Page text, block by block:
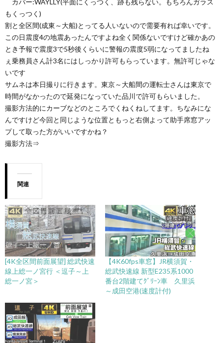
もくっつく)
割と全区間(成東～大船)とってる人いないので需要有れば幸いです。
この日震度4の地震あったんですよね全く関係ないですけど確かあの
とき予報で震度3で5秒後くらいに警報の震度5弱になってましたね
ぇ乗務員さん計3名にはしっかり許可もらっています。無許可じゃな
いです
サムネは本日撮りに行きます。東京～大船間の運転士さんは東京で
時間がなかったので延発になっていた品川で許可もらいました。
撮影方法的にカーブなどのところでくねくねしてます。ちなみにな
んですけど今回と同じような位置ともっと右側よって助手席窓アッ
プして取った方がいいですかね？
撮影方法⇒
関連
[4K全区間前面展望] 総武快速
線上総一ノ宮行 ＜逗子～上
総一ノ宮＞
【4K60fps車窓】JR横須賀・
総武快速線 新型E235系1000
番台2階建てｸﾞﾘｰﾝ車 久里浜
～成田空港(速度計付)